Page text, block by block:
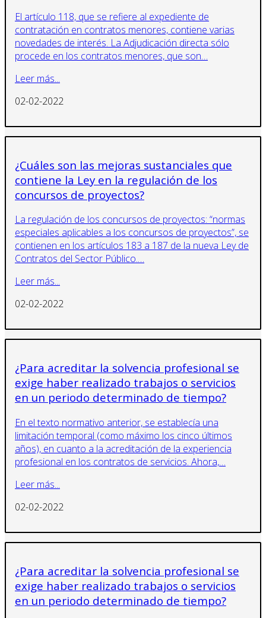
El artículo 118, que se refiere al expediente de
contratación en contratos menores, contiene varias
novedades de interés. La Adjudicación directa sólo
procede en los contratos menores, que son…
Leer más...
02-02-2022
¿Cuáles son las mejoras sustanciales que
contiene la Ley en la regulación de los
concursos de proyectos?
La regulación de los concursos de proyectos: “normas
especiales aplicables a los concursos de proyectos”, se
contienen en los artículos 183 a 187 de la nueva Ley de
Contratos del Sector Público.…
Leer más...
02-02-2022
¿Para acreditar la solvencia profesional se
exige haber realizado trabajos o servicios
en un periodo determinado de tiempo?
En el texto normativo anterior, se establecía una
limitación temporal (como máximo los cinco últimos
años), en cuanto a la acreditación de la experiencia
profesional en los contratos de servicios. Ahora,…
Leer más...
02-02-2022
¿Para acreditar la solvencia profesional se
exige haber realizado trabajos o servicios
en un periodo determinado de tiempo?